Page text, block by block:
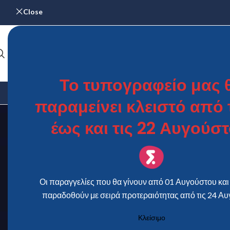
Close
Το τυπογραφείο μας
παραμείνει κλειστό από
έως και τις 22
Οι παραγγελίες που θα γίνουν από 01 Αυγούστου και
παραδοθούν με σειρά προτεραιότητας από τις 24
Κλείσιμο
ΑΡΧΙΚΉ ΓΆΜΟΣ & ΒΆΠΤΙΣΗΗΜΕΡΟΛΌΓΙΑΜΕΝΟΎ –